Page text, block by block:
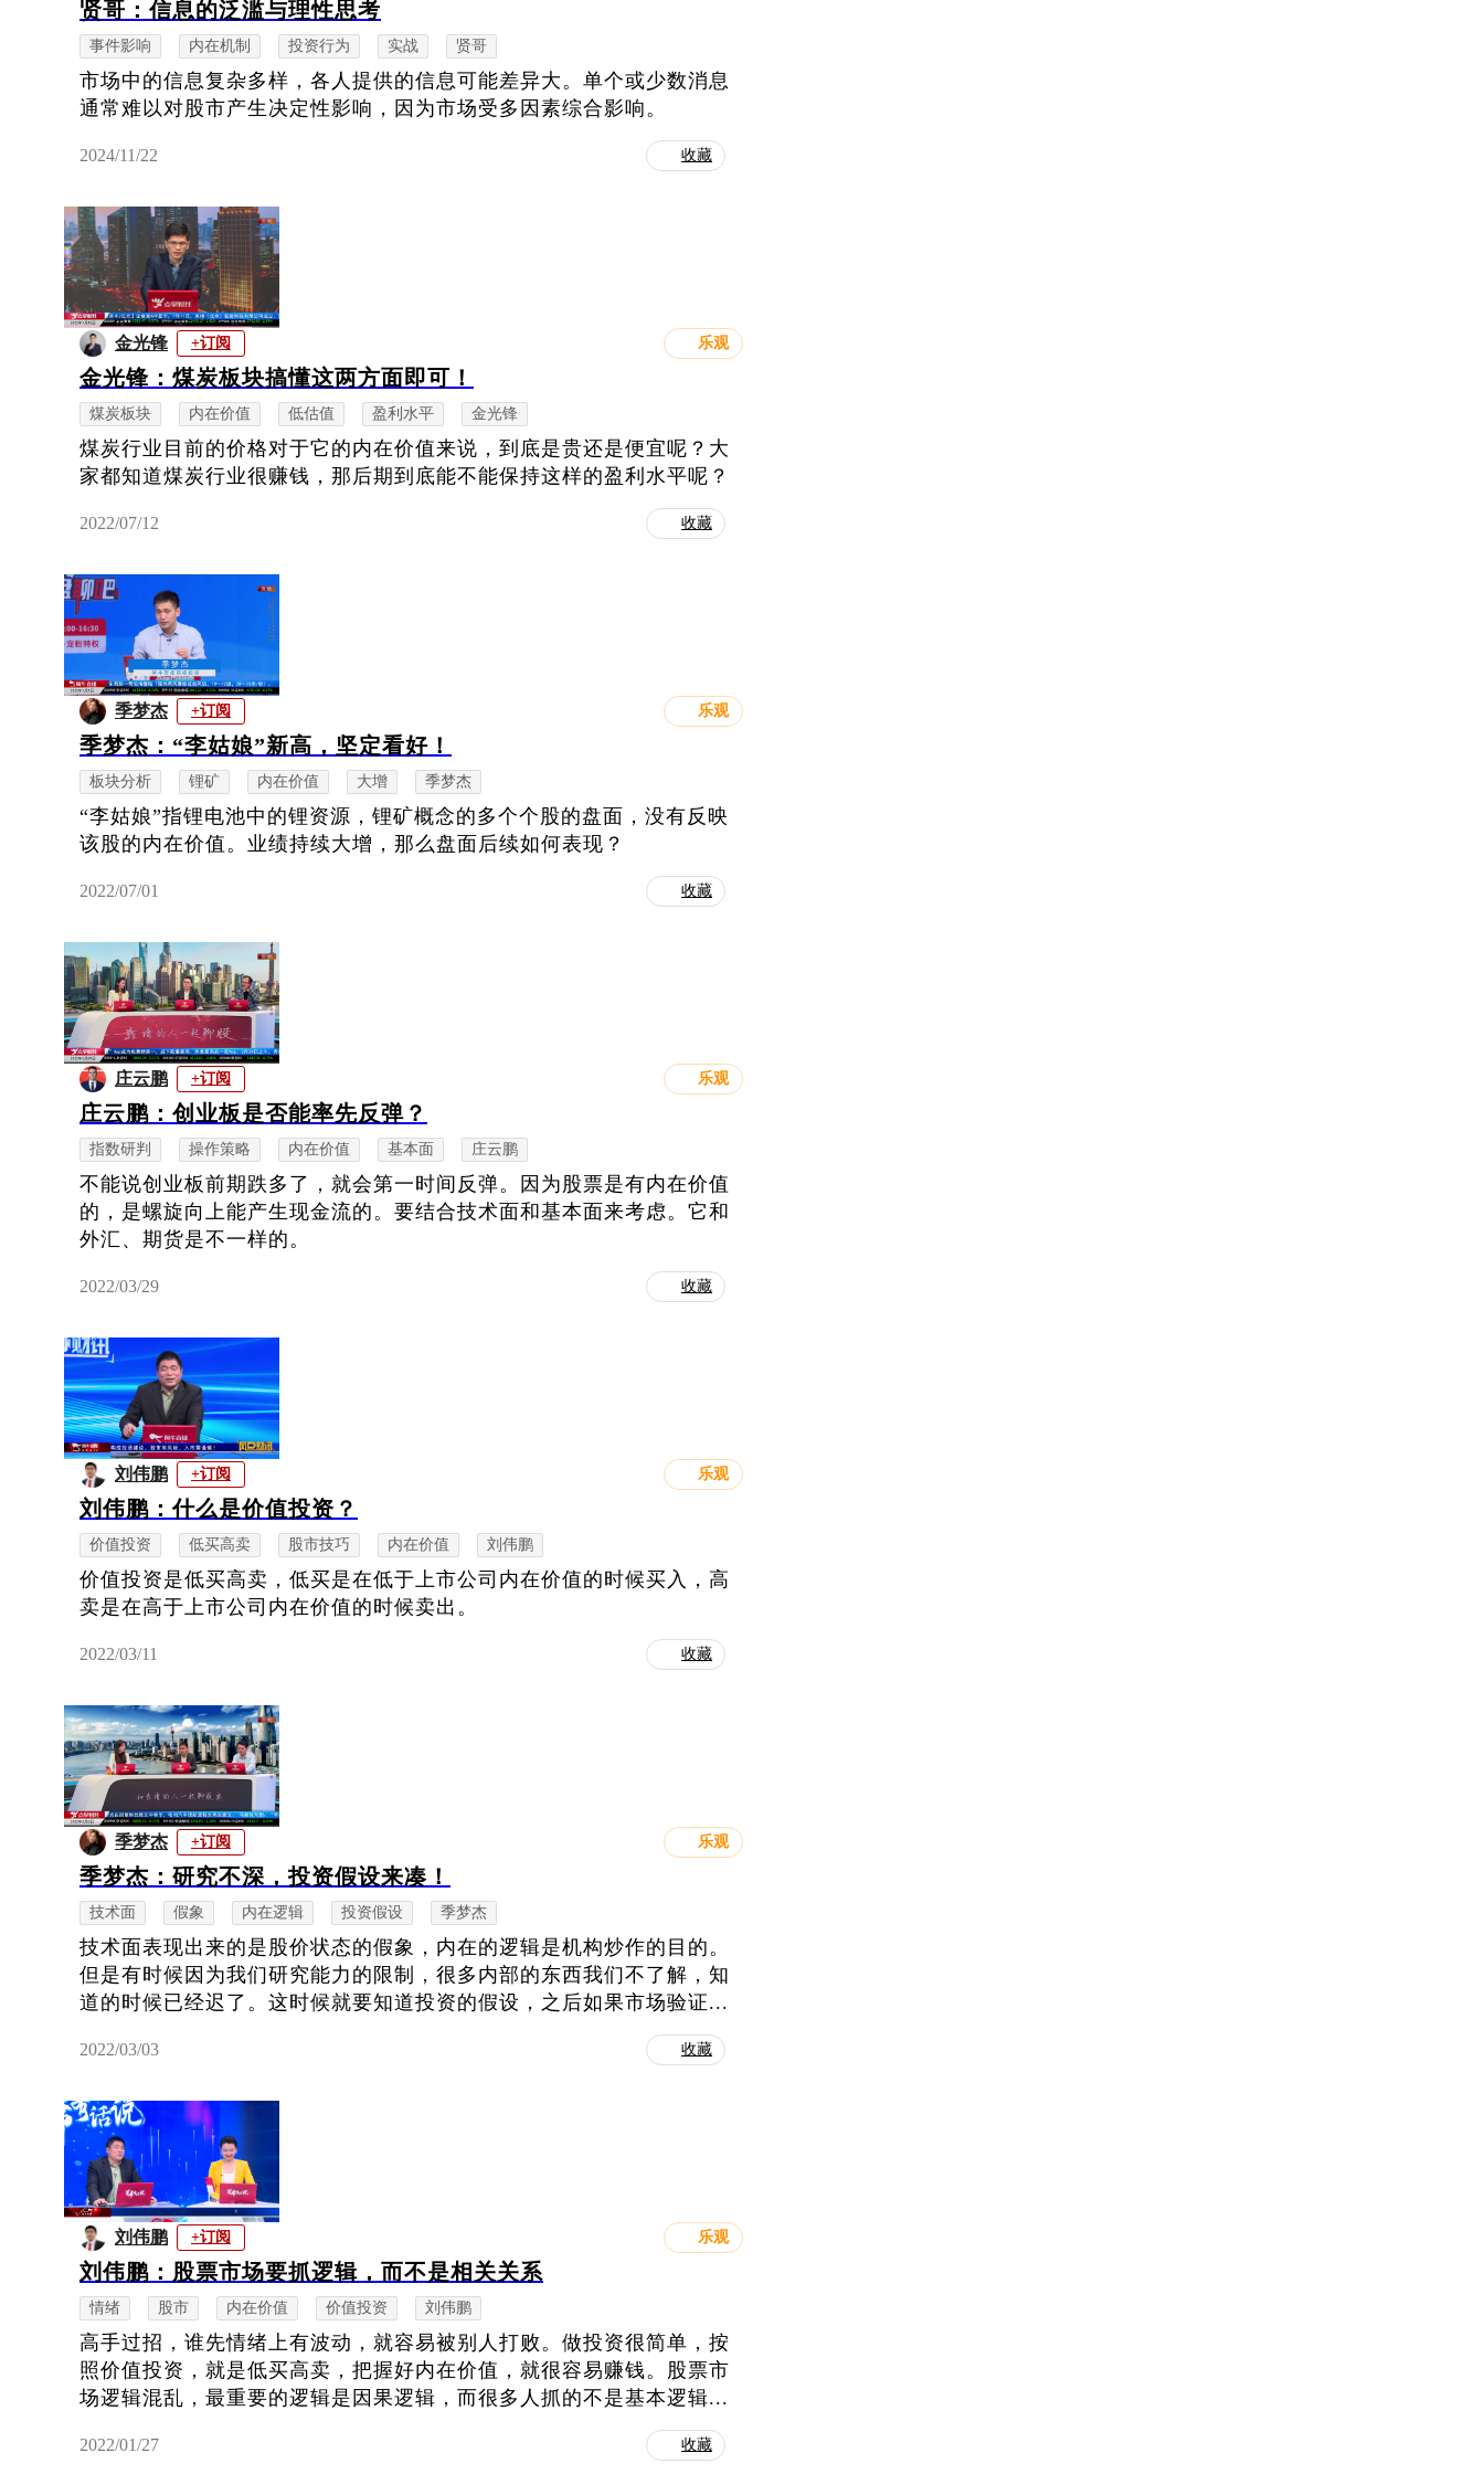
贤哥：信息的泛滥与理性思考
事件影响 内在机制 投资行为 实战 贤哥
市场中的信息复杂多样，各人提供的信息可能差异大。单个或少数消息
通常难以对股市产生决定性影响，因为市场受多因素综合影响。
2024/11/22 收藏
金光锋 +订阅 乐观
金光锋：煤炭板块搞懂这两方面即可！
煤炭板块 内在价值 低估值 盈利水平 金光锋
煤炭行业目前的价格对于它的内在价值来说，到底是贵还是便宜呢？大
家都知道煤炭行业很赚钱，那后期到底能不能保持这样的盈利水平呢？
2022/07/12 收藏
季梦杰 +订阅 乐观
季梦杰：“李姑娘”新高，坚定看好！
板块分析 锂矿 内在价值 大增 季梦杰
“李姑娘”指锂电池中的锂资源，锂矿概念的多个个股的盘面，没有反映
该股的内在价值。业绩持续大增，那么盘面后续如何表现？
2022/07/01 收藏
庄云鹏 +订阅 乐观
庄云鹏：创业板是否能率先反弹？
指数研判 操作策略 内在价值 基本面 庄云鹏
不能说创业板前期跌多了，就会第一时间反弹。因为股票是有内在价值
的，是螺旋向上能产生现金流的。要结合技术面和基本面来考虑。它和
外汇、期货是不一样的。
2022/03/29 收藏
刘伟鹏 +订阅 乐观
刘伟鹏：什么是价值投资？
价值投资 低买高卖 股市技巧 内在价值 刘伟鹏
价值投资是低买高卖，低买是在低于上市公司内在价值的时候买入，高
卖是在高于上市公司内在价值的时候卖出。
2022/03/11 收藏
季梦杰 +订阅 乐观
季梦杰：研究不深，投资假设来凑！
技术面 假象 内在逻辑 投资假设 季梦杰
技术面表现出来的是股价状态的假象，内在的逻辑是机构炒作的目的。
但是有时候因为我们研究能力的限制，很多内部的东西我们不了解，知
道的时候已经迟了。这时候就要知道投资的假设，之后如果市场验证...
2022/03/03 收藏
刘伟鹏 +订阅 乐观
刘伟鹏：股票市场要抓逻辑，而不是相关关系
情绪 股市 内在价值 价值投资 刘伟鹏
高手过招，谁先情绪上有波动，就容易被别人打败。做投资很简单，按
照价值投资，就是低买高卖，把握好内在价值，就很容易赚钱。股票市
场逻辑混乱，最重要的逻辑是因果逻辑，而很多人抓的不是基本逻辑...
2022/01/27 收藏